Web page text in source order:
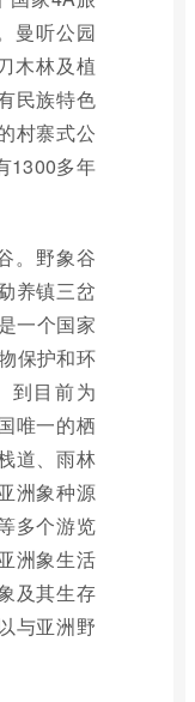
曼听公园
木林及植
民族特色
村寨式公
1300多年
。野象谷
养镇三岔
一个国家
保护和环
到目前为
唯一的栖
道、雨林
洲象种源
多个游览
洲象生活
及其生存
与亚洲野